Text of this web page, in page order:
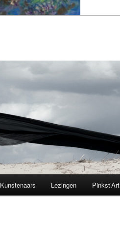
Kunstenaars Lezingen Pinkst’Art